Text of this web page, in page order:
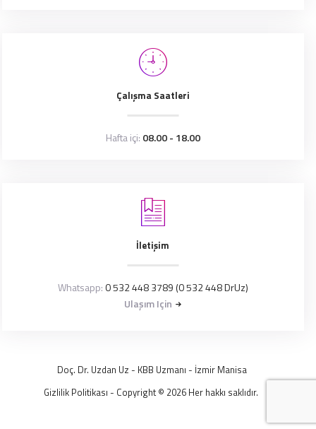
Çalışma Saatleri
Hafta içi: 08.00 - 18.00
İletişim
Whatsapp: 0 532 448 3789 (0 532 448 DrUz)
Ulaşım Için
Doç. Dr. Uzdan Uz - KBB Uzmanı - İzmir Manisa
Gizlilik Politikası - Copyright © 2026 Her hakkı saklıdır.